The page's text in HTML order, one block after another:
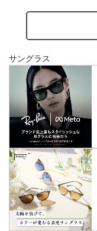
サングラス